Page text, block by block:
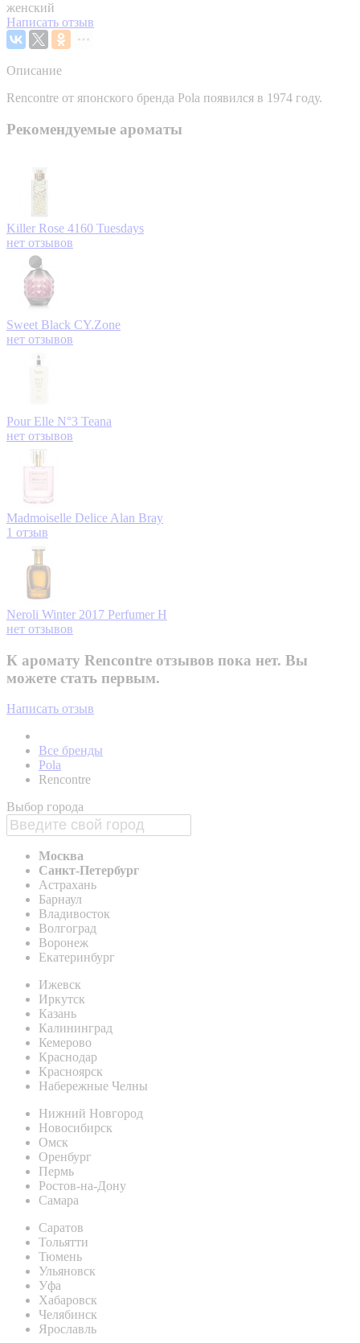
женский
Написать отзыв
Описание
Rencontre от японского бренда Pola появился в 1974 году.
Рекомендуемые ароматы
Killer Rose 4160 Tuesdays
нет отзывов
Sweet Black CY.Zone
нет отзывов
Pour Elle N°3 Teana
нет отзывов
Madmoiselle Delice Alan Bray
1 отзыв
Neroli Winter 2017 Perfumer H
нет отзывов
К аромату Rencontre отзывов пока нет. Вы
можете стать первым.
Написать отзыв
Все бренды
Pola
Rencontre
Выбор города
Москва
Санкт-Петербург
Астрахань
Барнаул
Владивосток
Волгоград
Воронеж
Екатеринбург
Ижевск
Иркутск
Казань
Калининград
Кемерово
Краснодар
Красноярск
Набережные Челны
Нижний Новгород
Новосибирск
Омск
Оренбург
Пермь
Ростов-на-Дону
Самара
Саратов
Тольятти
Тюмень
Ульяновск
Уфа
Хабаровск
Челябинск
Ярославль